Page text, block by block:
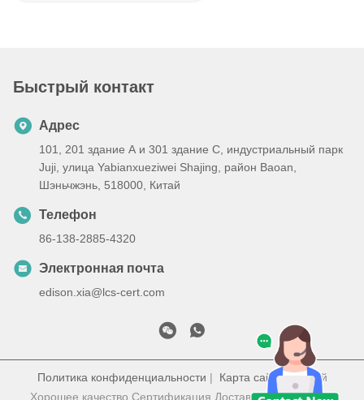
Быстрый контакт
Адрес
101, 201 здание А и 301 здание С, индустриальный парк
Juji, улица Yabianxueziwei Shajing, район Baoan,
Шэньчжэнь, 518000, Китай
Телефон
86-138-2885-4320
Электронная почта
edison.xia@lcs-cert.com
Политика конфиденциальности | Карта сайта | Китай
Хорошее качество Сертификация Доставщик. 2023-2025